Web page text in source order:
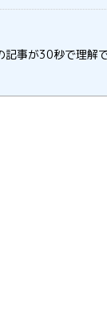
記事が30秒で理解